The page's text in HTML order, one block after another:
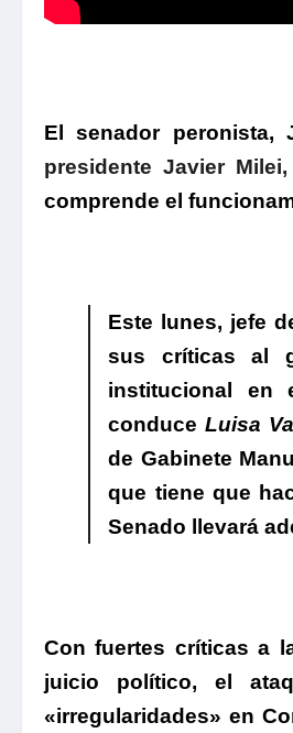
El senador peronista,
presidente Javier
comprende el
Este lunes, jefe
sus críticas al
institucional en
conduceLuisa
de Gabinete
que tiene que
Senado llevará
Con fuertes críticas a
juicio político, el
«irregularidades» en